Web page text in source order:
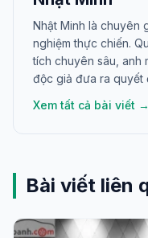
Nhật Minh là chuyên
nghiệm thực chiến.
tích chuyên sâu, anh
độc giả đưa ra quyết
Xem tất cả bài viết →
Bài viết liên